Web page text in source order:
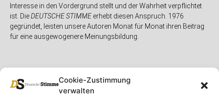
Cookie-Zustimmung
verwalten
Interesse in den Vordergrund stellt und der Wahrheit verpflichtet
ist. DieDEUTSCHE STIMMEerhebt diesen Anspruch. 1976
gegründet, leisten unsere Autoren Monat für Monat ihren Beitrag
für eine ausgewogenere Meinungsbildung.